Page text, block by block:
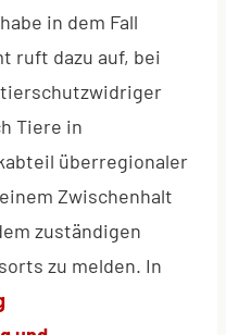
in dem Fall
ruft dazu auf, bei
Tiere in
überregionaler
Zwischenhalt
zuständigen
zu melden. In